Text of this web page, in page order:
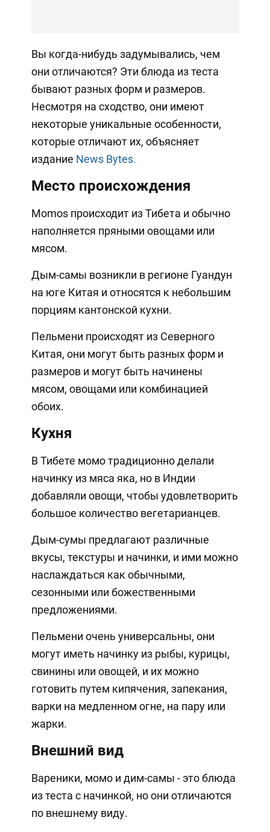
Вы когда-нибудь задумывались, чем
они отличаются? Эти блюда из теста
бывают разных форм и размеров.
Несмотря на сходство, они имеют
некоторые уникальные особенности,
которые отличают их, объясняет
издание News Bytes.
Место происхождения
Momos происходит из Тибета и обычно
наполняется пряными овощами или
мясом.
Дым-самы возникли в регионе Гуандун
на юге Китая и относятся к небольшим
порциям кантонской кухни.
Пельмени происходят из Северного
Китая, они могут быть разных форм и
размеров и могут быть начинены
мясом, овощами или комбинацией
обоих.
Кухня
В Тибете момо традиционно делали
начинку из мяса яка, но в Индии
добавляли овощи, чтобы удовлетворить
большое количество вегетарианцев.
Дым-сумы предлагают различные
вкусы, текстуры и начинки, и ими можно
наслаждаться как обычными,
сезонными или божественными
предложениями.
Пельмени очень универсальны, они
могут иметь начинку из рыбы, курицы,
свинины или овощей, и их можно
готовить путем кипячения, запекания,
варки на медленном огне, на пару или
жарки.
Внешний вид
Вареники, момо и дим-самы - это блюда
из теста с начинкой, но они отличаются
по внешнему виду.